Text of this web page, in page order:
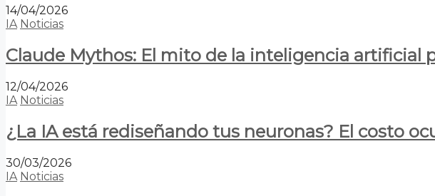
14/04/2026
IA Noticias
Claude Mythos: El mito de la inteligencia artificial
12/04/2026
IA Noticias
¿La IA está rediseñando tus neuronas? El costo
30/03/2026
IA Noticias